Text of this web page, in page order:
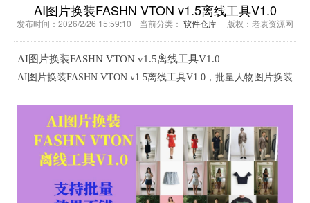
AI图片换装FASHN VTON v1.5离线工具V1.0
发布时间：2026/2/26 15:59:10 当前分类： 软件仓库 版权：老表资源网
AI图片换装FASHN VTON v1.5离线工具V1.0
AI图片换装FASHN VTON v1.5离线工具V1.0，批量人物图片换装，